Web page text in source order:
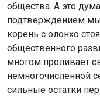
общества. А это
подтверждением
корень с олонхо
общественного
многом проливает
немногочисленной
сильные остатки